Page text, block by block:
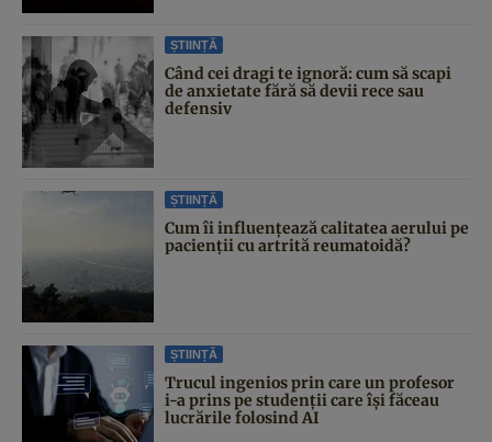
ȘTIINȚĂ
Când cei dragi te ignoră: cum să scapi
de anxietate fără să devii rece sau
defensiv
ȘTIINȚĂ
Cum îi influențează calitatea aerului pe
pacienții cu artrită reumatoidă?
ȘTIINȚĂ
Trucul ingenios prin care un profesor
i-a prins pe studenții care își făceau
lucrările folosind AI